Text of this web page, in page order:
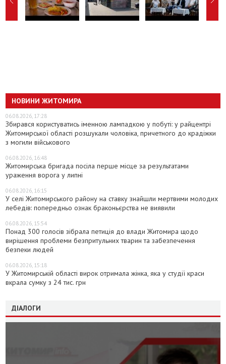
НОВИНИ ЖИТОМИРА
06.08.2026, 17:28
Збирався користуватись іменною лампадкою у побуті: у райцентрі
Житомирської області розшукали чоловіка, причетного до крадіжки
з могили військового
06.08.2026, 16:48
Житомирська бригада посіла перше місце за результатами
ураження ворога у липні
06.08.2026, 16:15
У селі Житомирського району на ставку знайшли мертвими молодих
лебедів: попередньо ознак браконьєрства не виявили
06.08.2026, 15:54
Понад 300 голосів зібрала петиція до влади Житомира щодо
вирішення проблеми безпритульних тварин та забезпечення
безпеки людей
06.08.2026, 15:18
У Житомирській області вирок отримала жінка, яка у студії краси
вкрала сумку з 24 тис. грн
ДІАЛОГИ